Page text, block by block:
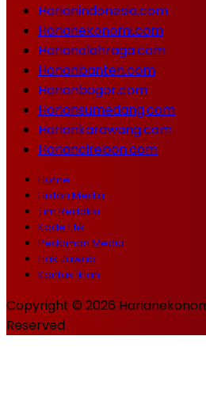
Harianindonesia.com
Harianekonomi.com
Harianolahraga.com
Harianbanten.com
Harianbogor.com
Hariansumedang.com
Hariankarawang.com
Hariancirebon.com
Home
Histori Media
Tim Redaksi
Kode Etik
Pedoman Media
Hak Jawab
Kontak Iklan
Copyright © 2026
Reserved